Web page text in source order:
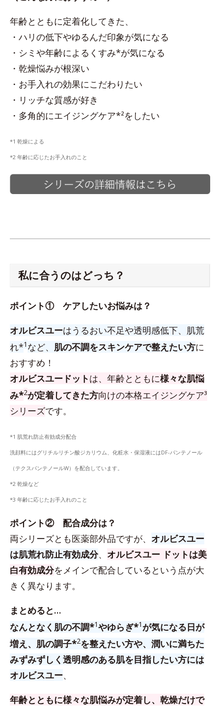
年齢とともに定着化してきた、
・ハリの低下やゆるんだ印象が気になる
・シミや年齢によるくすみ*が気になる
・乾燥悩みが根深い
・お手入れの効果にこだわりたい
・リッチな質感が好き
・多角的にエイジングケア*²をしたい
*1 乾燥による
*2 年齢に応じたお手入れのこと
私に合うのはどっち？
ポイント① ケアしたいお悩みは？
オルビスユーはうるおい不足や透明感低下、肌荒
れ*1 など、 肌の不調をスキンケアで整えたい方に
おすすめ！
オルビスユードットは、年齢とともに様々な肌悩
み*2が定着してきた方向けの本格エイジングケア³
シリーズです。
*1 肌荒れ防止有効成分配合
洗顔料にはグリチルリチン酸ジカリウム、化粧水・保湿液にはDF-パンテノール
（テクスパンテノールW）を配合しています。
*2 乾燥など
*3 年齢に応じたお手入れのこと
ポイント② 配合成分は？
両シリーズとも医薬部外品ですが、 オルビスユー
は肌荒れ防止有効成分、 オルビスユー ドットは美
白有効成分をメインで配合しているという点が大
きく異なります。
まとめると…
なんとなく肌の不調*1やゆらぎ*1 が気になる日が
増え、肌の調子*2を整えたい方や、潤いに満ちた
みずみずしく透明感のある肌を目指したい方には
オルビスユー、
年齢とともに様々な肌悩みが定着し、乾燥だけで